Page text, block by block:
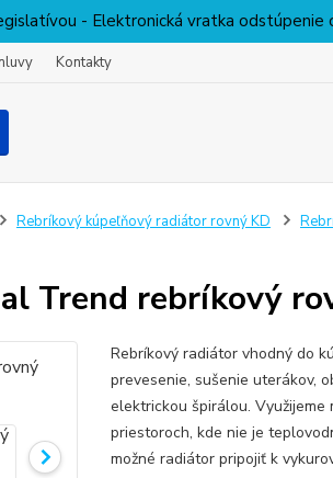
- Elektronická vratka odstúpenie
Kontakty
Rebríkový kúpeľňový radiátor rovný KD
Trend rebríkový
Rebríkový radiátor vhodný do
prevesenie, sušenie uterákov,
elektrickou špirálou. Využijeme
priestoroch, kde nie je
možné radiátor pripojiť k